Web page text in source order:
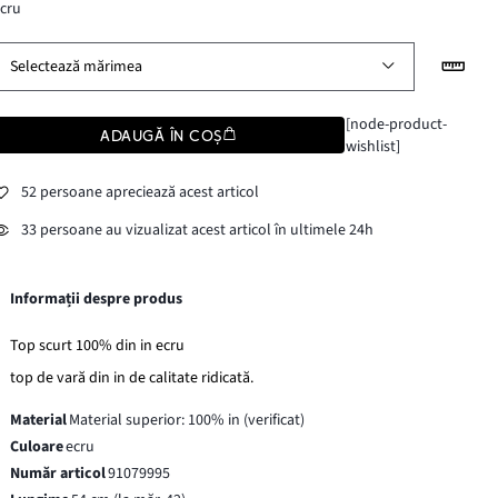
Selectează mărimea
ADAUGĂ ÎN COȘ
[node-product-
wishlist]
52 persoane apreciează acest articol
33 persoane au vizualizat acest articol în ultimele 24h
Informații despre produs
Top scurt 100% din in ecru
top de vară din in de calitate ridicată.
MaterialMaterial superior: 100% in (verificat)
Culoareecru
Număr articol91079995